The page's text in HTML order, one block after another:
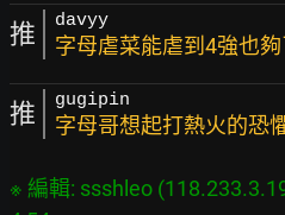
推 davyy
字母虐菜能虐到4強也夠
推 gugipin
字母哥想起打熱火的恐
※ 編輯: ssshleo